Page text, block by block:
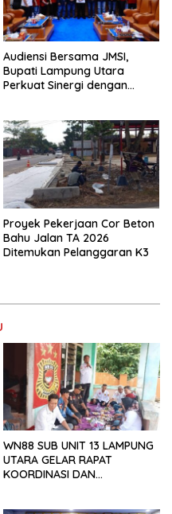
Audiensi Bersama JMSI,
Bupati Lampung Utara
Perkuat Sinergi dengan
Proyek Pekerjaan Cor Beton
Bahu Jalan TA 2026
Ditemukan Pelanggaran K3
WN88 SUB UNIT 13 LAMPUNG
UTARA GELAR RAPAT
KOORDINASI DAN